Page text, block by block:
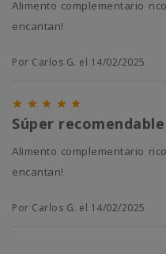
Alimento complementario rico y con gambitas para mi Elvis. Le
encantan!
Por Carlos G. el 14/02/2025
    
Súper recomendable
Alimento complementario rico y con gambitas para mi Elvis. Le
encantan!
Por Carlos G. el 14/02/2025